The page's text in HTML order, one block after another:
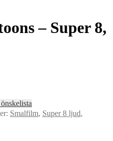
– Super 8,
Smalfilm, Super 8 ljud,